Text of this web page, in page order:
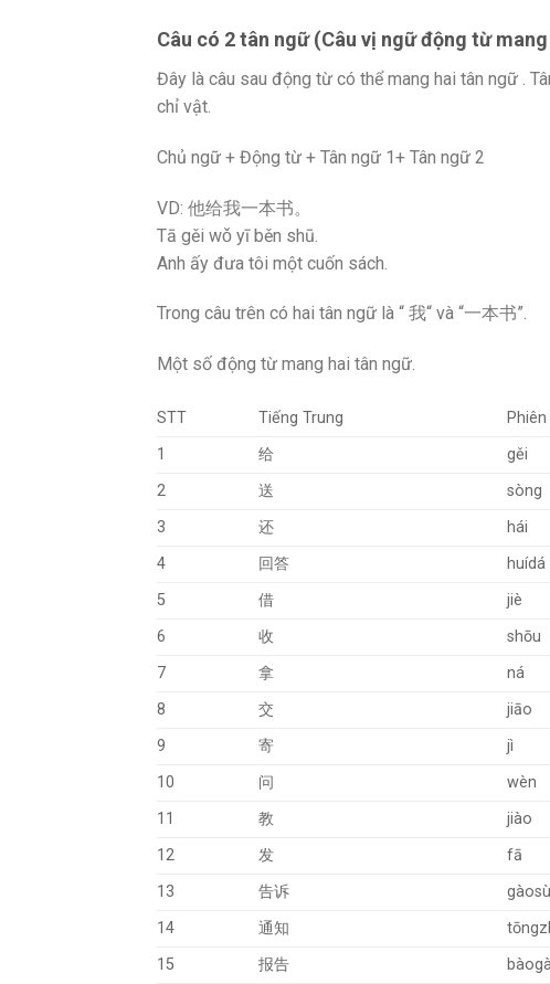
Câu có 2 tân ngữ (Câu vị ngữ động từ
Đây là câu sau động từ có thể mang hai tân ngữ .
chỉ vật.
Chủ ngữ + Động từ + Tân ngữ 1+ Tân ngữ 2
VD: 他给我一本书。
Tā gěi wǒ yī běn shū.
Anh ấy đưa tôi một cuốn sách.
Trong câu trên có hai tân ngữ là “ 我“ và “一本书”.
Một số động từ mang hai tân ngữ.
STT Tiếng Trung
1
给 gěi
2
送 sòng
3
还 hái
4
回答 huídá
5
借 jiè
6
收 shōu
7
拿 ná
8
交 jiāo
9
寄 jì
10
问 wèn
11
教 jiào
12
发 fā
13
告诉 gàosù
14
通知
15
报告